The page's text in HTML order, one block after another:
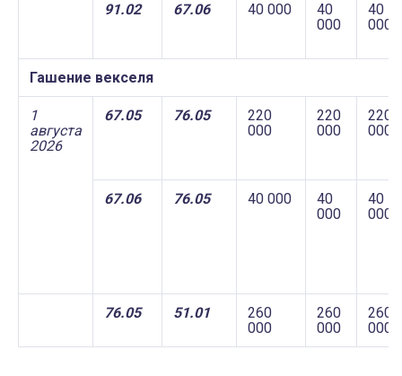
91.02 67.06 40 000
40
000
40
000
Гашение векселя
1
августа
2026
67.05 76.05
220
000
220
000
220
000
67.06 76.05 40 000
40
000
40
000
76.05 51.01
260
000
260
000
260
000